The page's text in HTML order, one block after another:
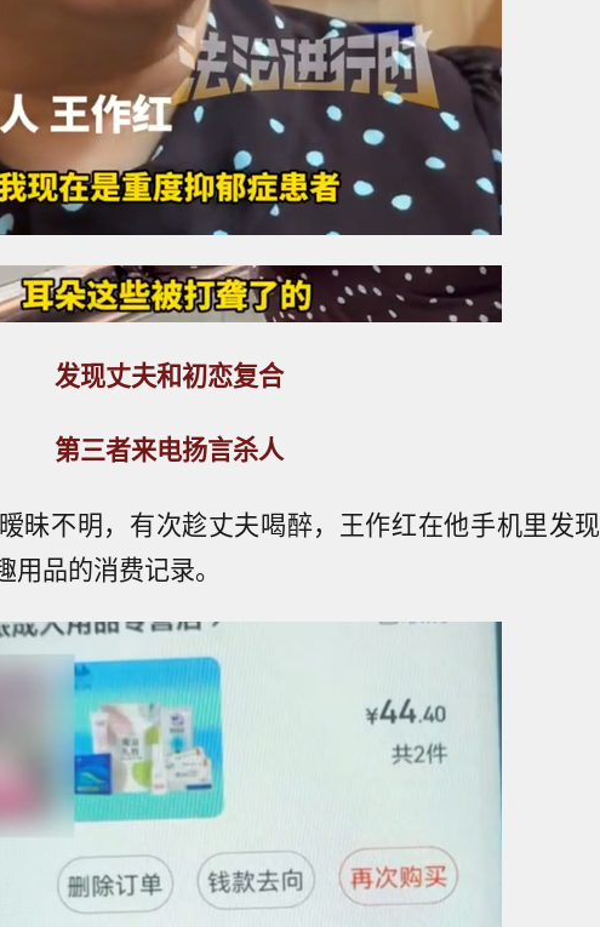
发现丈夫和初恋复合
第三者来电扬言杀人
昧不明，有次趁丈夫喝醉，王作红在他手机里发现
品的消费记录。